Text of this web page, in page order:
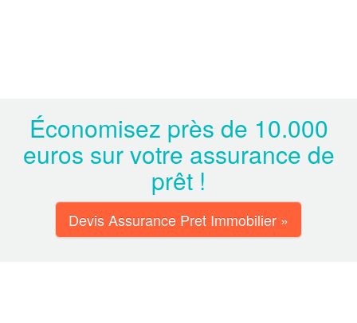
Économisez près de 10.000
euros sur votre assurance de
prêt !
Devis Assurance Pret Immobilier »